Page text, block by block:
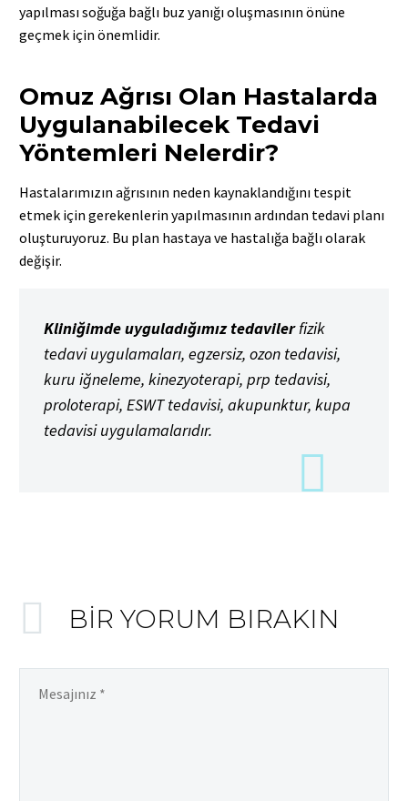
yapılması soğuğa bağlı buz yanığı oluşmasının önüne
geçmek için önemlidir.
Omuz Ağrısı Olan Hastalarda
Uygulanabilecek Tedavi
Yöntemleri Nelerdir?
Hastalarımızın ağrısının neden kaynaklandığını tespit
etmek için gerekenlerin yapılmasının ardından tedavi planı
oluşturuyoruz. Bu plan hastaya ve hastalığa bağlı olarak
değişir.
Kliniğimde uyguladığımız tedavilerfizik
tedavi uygulamaları, egzersiz, ozon tedavisi,
kuru iğneleme, kinezyoterapi, prp tedavisi,
proloterapi, ESWT tedavisi, akupunktur, kupa
tedavisi uygulamalarıdır.
BIR YORUM BIRAKIN